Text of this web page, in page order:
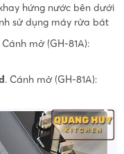
hứng nước bên dưới
sử dụng máy rửa bát
Cánh mở (GH-81A):
. Cánh mở (GH-81A):